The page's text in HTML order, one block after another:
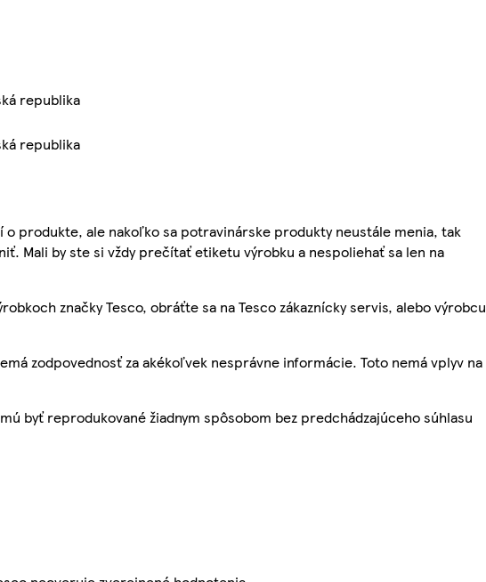
republika
republika
produkte, ale nakoľko sa potravinárske produkty neustále menia, tak
Mali by ste si vždy prečítať etiketu výrobku a nespoliehať sa len na
značky Tesco, obráťte sa na Tesco zákaznícky servis, alebo výrobcu
zodpovednosť za akékoľvek nesprávne informácie. Toto nemá vplyv na
byť reprodukované žiadnym spôsobom bez predchádzajúceho súhlasu